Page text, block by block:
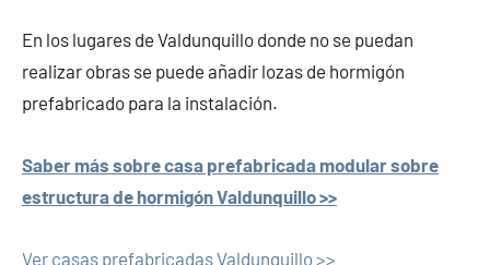
En los lugares de Valdunquillo donde no se puedan
realizar obras se puede añadir lozas de hormigón
prefabricado para la instalación.
Saber más sobre casa prefabricada modular sobre
estructura de hormigón Valdunquillo >>
Ver casas prefabricadas Valdunquillo >>